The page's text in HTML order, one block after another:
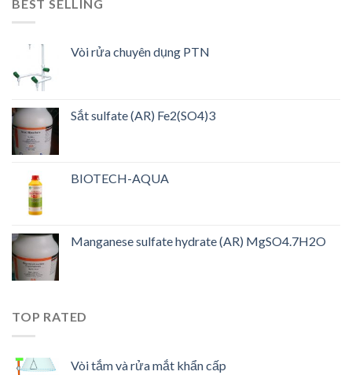
BEST SELLING
Vòi rửa chuyên dụng PTN
Sắt sulfate (AR) Fe2(SO4)3
BIOTECH-AQUA
Manganese sulfate hydrate (AR) MgSO4.7H2O
TOP RATED
Vòi tắm và rửa mắt khẩn cấp